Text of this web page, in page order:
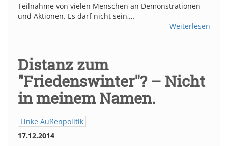
Teilnahme von vielen Menschen an Demonstrationen
und Aktionen. Es darf nicht sein,…
Weiterlesen
Distanz zum
"Friedenswinter"? – Nicht
in meinem Namen.
Linke Außenpolitik
17.12.2014